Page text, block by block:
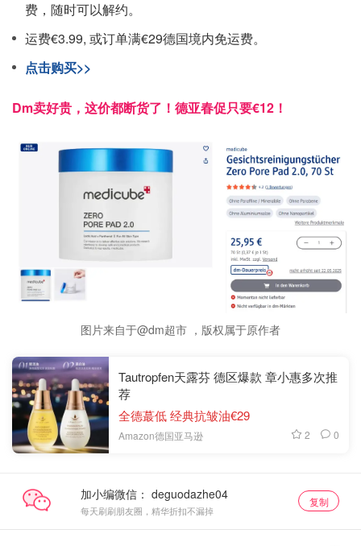
费，随时可以解约。
运费€3.99, 或订单满€29德国境内免运费。
点击购买>>
Dm卖好贵，这价都断货了！德亚春促只要€12！
图片来自于@dm超市 ，版权属于原作者
Tautropfen天露芬 德区爆款 章小惠多次推
荐
全德蕞低 经典抗皱油€29
Amazon德国亚马逊 2 0
加小编微信：
每天刷刷朋友圈，精华折扣不漏掉
复制